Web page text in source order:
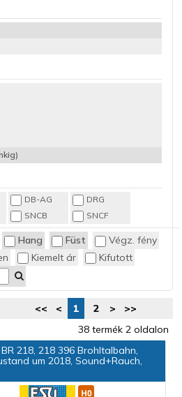
DB-AG
DRG
SNCB SNCF
Hang Füst
Végz. fény
Kiemelt ár Kifutott
<< < 1 2 >
>>
38 termék 2 oldalon
218, 218 396 Brohltalbahn,
um 2018, Sound+Rauch,